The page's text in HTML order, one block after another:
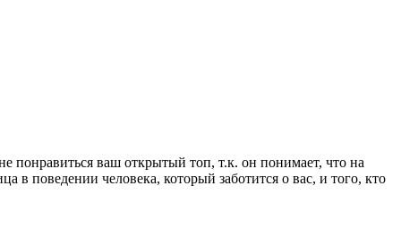
ваш открытый топ, т.к. он понимает, что на
в поведении человека, который заботится о вас, и того, кто